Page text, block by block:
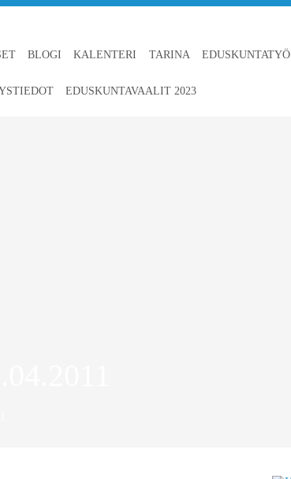
BLOGI KALENTERI TARINA EDUSKUNTATYÖ
EDUSKUNTAVAALIT 2023